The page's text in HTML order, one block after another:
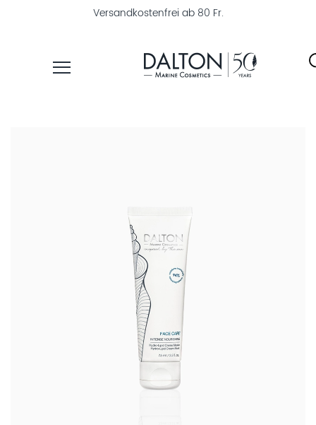
Versandkostenfrei ab 80 Fr.